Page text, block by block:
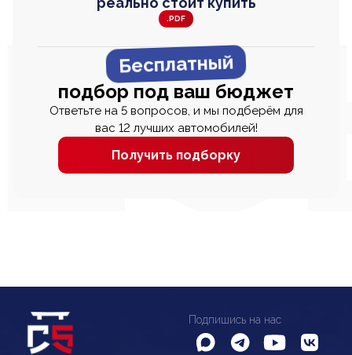
.PDF
Бесплатный
подбор под ваш бюджет
Ответьте на 5 вопросов, и мы подберём для
вас 12 лучших автомобилей!
Получить подборку
Подпишись на нас